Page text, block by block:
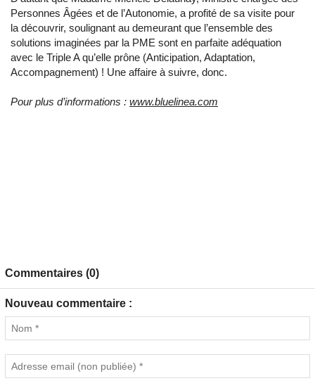
Personnes Âgées et de l’Autonomie, a profité de sa visite pour
la découvrir, soulignant au demeurant que l’ensemble des
solutions imaginées par la PME sont en parfaite adéquation
avec le Triple A qu’elle prône (Anticipation, Adaptation,
Accompagnement) ! Une affaire à suivre, donc.
Pour plus d’informations : www.bluelinea.com
Commentaires (0)
Nouveau commentaire :